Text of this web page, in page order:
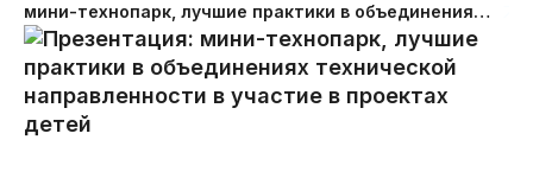
мини-технопарк, лучшие практики в объединениях технической направленности в участие в проектах детей